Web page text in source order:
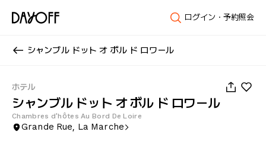
ログイン・予約照会
シャンブル ドット オ ボル ド ロワール
ホテル
シャンブル ドット オ ボル ド ロワール
Chambres d'hôtes Au Bord De Loire
Grande Rue, La Marche